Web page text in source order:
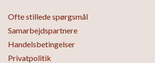
Ofte stillede spørgsmål
Samarbejdspartnere
Handelsbetingelser
Privatpolitik